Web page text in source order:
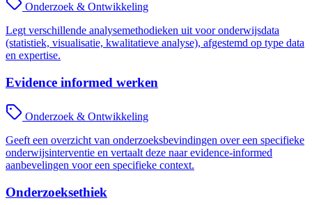
Onderzoek & Ontwikkeling
Legt verschillende analysemethodieken uit voor onderwijsdata
(statistiek, visualisatie, kwalitatieve analyse), afgestemd op type data
en expertise.
Evidence informed werken
Onderzoek & Ontwikkeling
Geeft een overzicht van onderzoeksbevindingen over een specifieke
onderwijsinterventie en vertaalt deze naar evidence-informed
aanbevelingen voor een specifieke context.
Onderzoeksethiek